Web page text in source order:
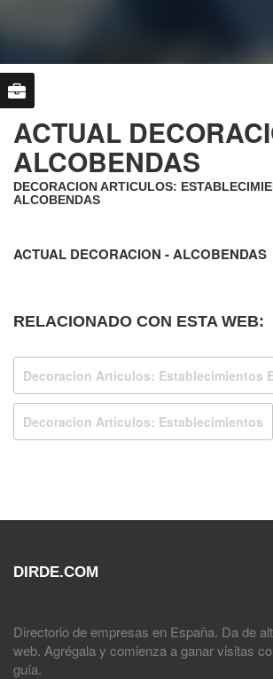
ACTUAL
ALCOBENDAS
DECORACION ARTICULOS:
ALCOBENDAS
ACTUAL DECORACION - ALCOBENDAS
RELACIONADO CON ESTA WEB:
Decoracion Articulos: Establecimientos
Decoracion Articulos: Establecimientos
DIRDE.COM
Directorio de empresas en España. Da de
web. Agrégala y comienza a ganar visitas
guía.